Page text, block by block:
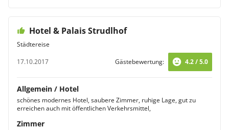
Hotel & Palais Strudlhof
Städtereise
17.10.2017
Gästebewertung: 4.2 / 5.0
Allgemein / Hotel
schönes modernes Hotel, saubere Zimmer, ruhige Lage, gut zu
erreichen auch mit öffentlichen Verkehrsmittel,
Zimmer